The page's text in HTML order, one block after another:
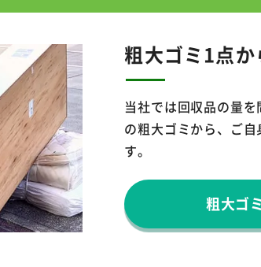
粗大ゴミ1点か
当社では回収品の量
の粗大ゴミから、ご
す。
粗大ゴ